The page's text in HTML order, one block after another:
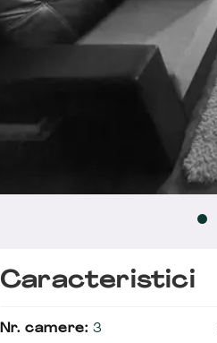
Caracteristici
Nr. camere: 3